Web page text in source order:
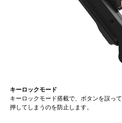
キーロックモード
キーロックモード搭載で、ボタンを誤って
押してしまうのを防止します。